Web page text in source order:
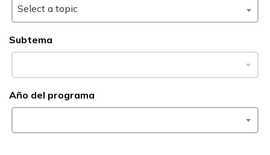
Padres/Influenciadores
FAQs
Select a topic
Subtema
Año del programa